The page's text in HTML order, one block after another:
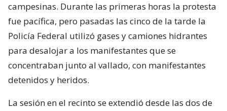
campesinas. Durante las primeras horas la protesta
fue pacífica, pero pasadas las cinco de la tarde la
Policía Federal utilizó gases y camiones hidrantes
para desalojar a los manifestantes que se
concentraban junto al vallado, con manifestantes
detenidos y heridos.
La sesión en el recinto se extendió desde las dos de